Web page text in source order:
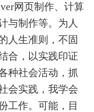
网页制作、计算
与制作等。为人
人生准则，不固
合，以实践印证
种社会活动，抓
会实践，我学会
工作。可能，目